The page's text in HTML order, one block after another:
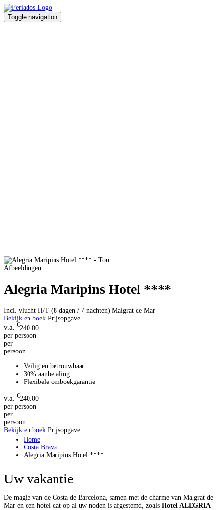
Toggle navigation
Afbeeldingen
Alegria Maripins Hotel ****
Incl. vlucht H/T (8 dagen / 7 nachten) Malgrat de Mar
Bekijk en boek Prijsopgave
€240.00
per persoon
per
persoon
Veilig en betrouwbaar
30% aanbetaling
Flexibele omboekgarantie
€240.00
per persoon
per
persoon
Bekijk en boek Prijsopgave
Home
Costa Brava
Alegria Maripins Hotel ****
Uw vakantie
De magie van de Costa de Barcelona, ​​samen met de charme van Malgrat de
Mar en een hotel dat op al uw noden is afgestemd, zoals Hotel ALEGRIA